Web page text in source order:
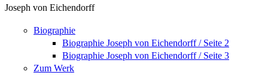
Seiten
Joseph von Eichendorff
Biographie
Biographie Joseph von Eichendorff / Seite 2
Biographie Joseph von Eichendorff / Seite 3
Zum Werk